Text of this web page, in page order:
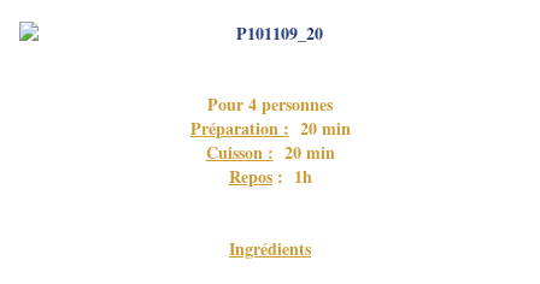
Pour 4 personnes
Préparation : 20 min
Cuisson : 20 min
Repos: 1h
Ingrédients